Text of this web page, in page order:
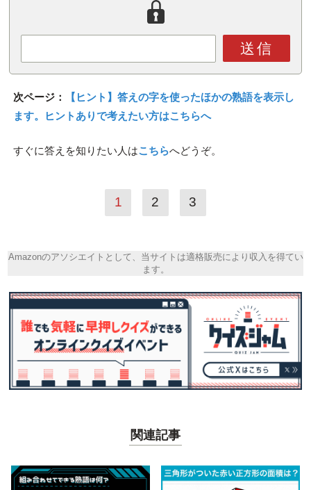
送信
次ページ：
【ヒント】答えの字を使ったほかの熟語を表示し
ます。ヒントありで考えたい方はこちらへ
すぐに答えを知りたい人はこちらへどうぞ。
1 2 3
Amazonのアソシエイトとして、当サイトは適格販売により収入を得てい
ます。
関連記事